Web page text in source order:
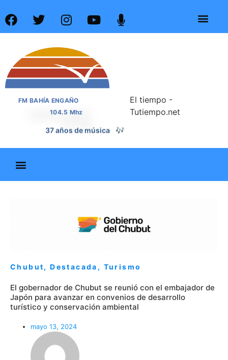
FM BAHÍA ENGAÑO
104.5 Mhz
37 años de noticias 📰
El tiempo -
Tutiempo.net
Chubut,Destacada , Turismo
El gobernador de Chubut se reunió con el embajador de
Japón para avanzar en convenios de desarrollo
turístico y conservación ambiental
mayo 13, 2024